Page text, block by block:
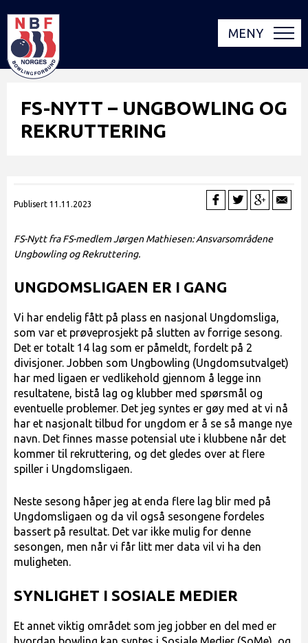
MENY
FS-NYTT – UNGBOWLING OG
REKRUTTERING
Publisert 11.11.2023
FS-Nytt fra FS-medlem Jørgen Mathiesen: Ansvarsområdene
Ungbowling og Rekruttering.
UNGDOMSLIGAEN ER I GANG
Vi har endelig fått på plass en nasjonal Ungdomsliga,
som var et prøveprosjekt på slutten av forrige sesong.
Det er totalt 14 lag som er påmeldt, fordelt på 2
divisjoner. Jobben som Ungbowling (Ungdomsutvalget)
har med ligaen er vedlikehold gjennom å legge inn
resultatene, bistå lag og klubber med spørsmål og
eventuelle problemer. Det jeg syntes er gøy med at vi nå
har et nasjonalt tilbud for ungdom er å se så mange nye
navn. Det finnes masse potensial ute i klubbene når det
kommer til rekruttering, og det gledes over at flere
spiller i Ungdomsligaen.
Neste sesong håper jeg at enda flere lag blir med på
Ungdomsligaen og da vil også sesongene fordeles
bassert på resultat. Det var ikke mulig for denne
sesongen, men når vi får litt mer data vil vi ha den
muligheten.
SYNLIGHET I SOSIALE MEDIER
Et annet viktig området som jeg jobber en del med er